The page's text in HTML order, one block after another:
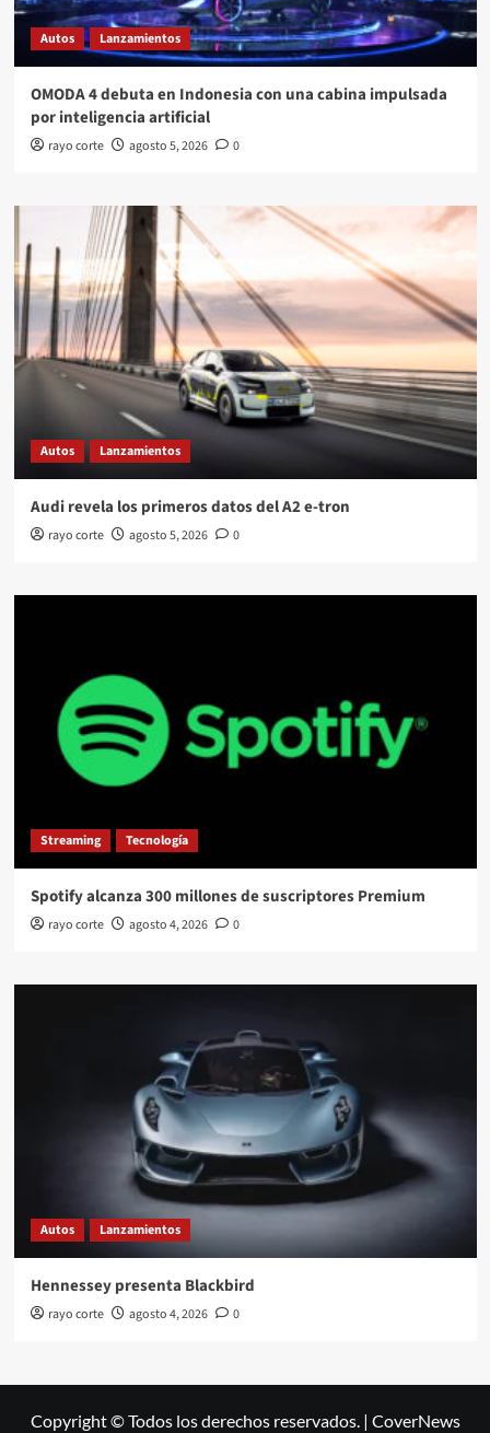
Autos Lanzamientos
OMODA 4 debuta en Indonesia con una cabina impulsada
por inteligencia artificial
rayo corte agosto 5, 2026 0
Autos Lanzamientos
Audi revela los primeros datos del A2 e-tron
rayo corte agosto 5, 2026 0
Streaming Tecnología
Spotify alcanza 300 millones de suscriptores Premium
rayo corte agosto 4, 2026 0
Autos Lanzamientos
Hennessey presenta Blackbird
rayo corte agosto 4, 2026 0
Copyright © Todos los derechos reservados. | CoverNews